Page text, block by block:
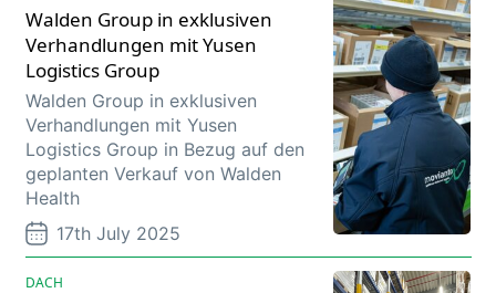
Walden Group in exklusiven
Verhandlungen mit Yusen
Logistics Group
Walden Group in exklusiven
Verhandlungen mit Yusen
Logistics Group in Bezug auf den
geplanten Verkauf von Walden
Health
17th July 2025
DACH